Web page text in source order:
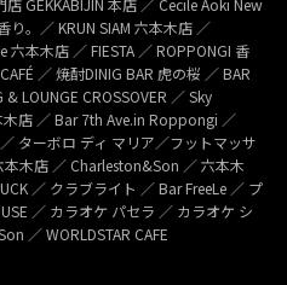
GEKKABIJIN 本店 ／ Cecile Aoki New
り。／ KRUN SIAM 六本木店 ／
本木店 ／ FIESTA ／ ROPPONGI 香
／ 焼酎DINIG BAR 虎の桜 ／ BAR
& LOUNGE CROSSOVER ／ Sky
店 ／ Bar 7th Ave.in Roppongi ／
ターボロ ディ マリア／フットマッサ
木店 ／ Charleston&Son ／ 六本木
／ クラブライト ／ Bar FreeLe ／ プ
／ カラオケ パセラ ／ カラオケ シ
／ WORLDSTAR CAFE